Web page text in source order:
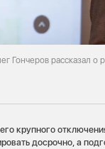
Гончеров рассказал о
крупного
досрочно, а